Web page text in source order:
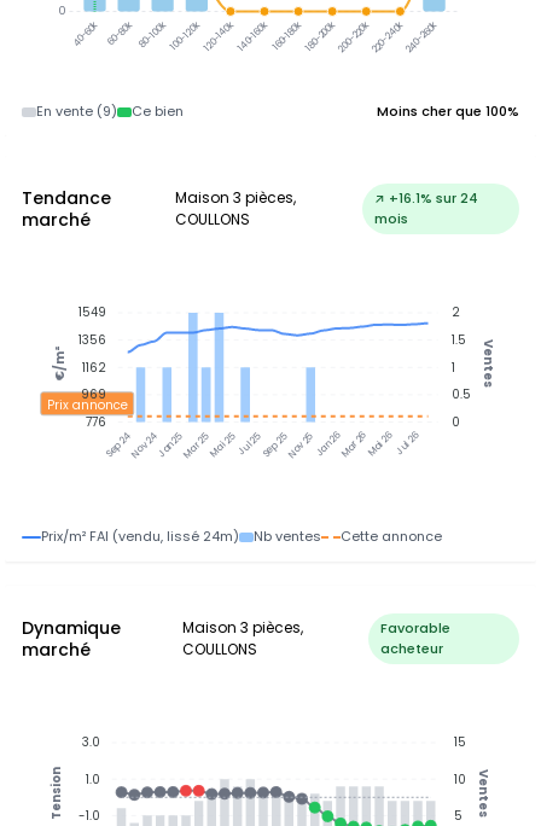
40-60k 60-80k 80-100k100-120k120-140k140-160k160-180k180-200k200-220k220-240k240-260k
0
En vente (9) Ce bien Moins cher que 100%
Tendance
marché
Maison 3 pièces,
COULLONS
↗ +16.1% sur 24
mois
Sep 24Nov 24Jan 25Mar 25Mai 25Jul 25Sep 25Nov 25Jan 26Mar 26Mai 26Jul 26
Prix annonce
2
1.5
1
0.5
0
Ventes
1549
1356
1162
969
776
€/m²
Prix/m² FAI (vendu, lissé 24m) Nb ventes Cette annonce
Dynamique
marché
Maison 3 pièces,
COULLONS
Favorable
acheteur
15
10
5 Ventes
3.0
1.0
-1.0
Tension